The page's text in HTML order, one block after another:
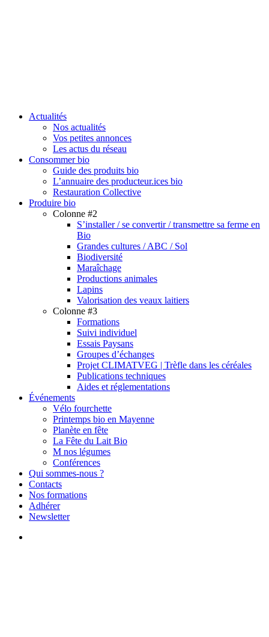
search
Menu
Actualités
Nos actualités
Vos petites annonces
Les actus du réseau
Consommer bio
Guide des produits bio
L’annuaire des producteur.ices bio
Restauration Collective
Produire bio
Colonne #2
S’installer / se convertir / transmettre sa ferme en
Bio
Grandes cultures / ABC / Sol
Biodiversité
Maraîchage
Productions animales
Lapins
Valorisation des veaux laitiers
Colonne #3
Formations
Suivi individuel
Essais Paysans
Groupes d’échanges
Projet CLIMATVEG | Trèfle dans les céréales
Publications techniques
Aides et réglementations
Événements
Vélo fourchette
Printemps bio en Mayenne
Planète en fête
La Fête du Lait Bio
M nos légumes
Conférences
Qui sommes-nous ?
Contacts
Nos formations
Adhérer
Newsletter